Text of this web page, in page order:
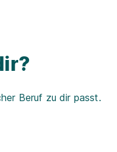
Beruf zu dir passt.